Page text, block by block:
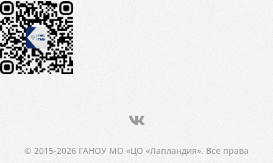
© 2015-2026 ГАНОУ МО «ЦО «Лапландия». Все права